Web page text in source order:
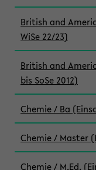
British and
WiSe 22/23)
British and
bis SoSe 2012)
Chemie / Ba
Chemie / Master
Chemie / M.Ed.